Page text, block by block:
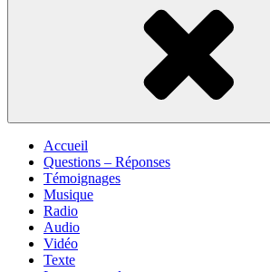
Accueil
Questions – Réponses
Témoignages
Musique
Radio
Audio
Vidéo
Texte